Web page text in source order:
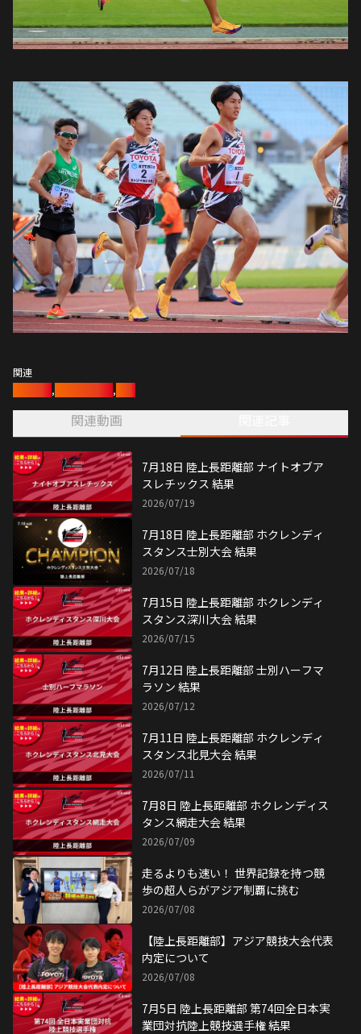
関連
, ,
関連動画
7月18日 陸上長距離部 ナイトオブア
スレチックス 結果
2026/07/19
7月18日 陸上長距離部 ホクレンディ
スタンス士別大会 結果
2026/07/18
7月15日 陸上長距離部 ホクレンディ
スタンス深川大会 結果
2026/07/15
7月12日 陸上長距離部 士別ハーフマ
ラソン 結果
2026/07/12
7月11日 陸上長距離部 ホクレンディ
スタンス北見大会 結果
2026/07/11
7月8日 陸上長距離部 ホクレンディス
タンス網走大会 結果
2026/07/09
走るよりも速い！ 世界記録を持つ競
歩の超人らがアジア制覇に挑む
2026/07/08
【陸上長距離部】アジア競技大会代表
内定について
2026/07/08
7月5日 陸上長距離部 第74回全日本実
業団対抗陸上競技選手権 結果